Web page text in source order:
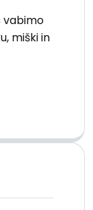
vabimo
miški in